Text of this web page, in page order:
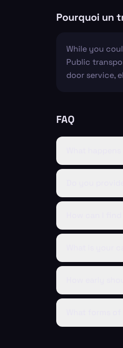
Pourquoi un
While you
Public
door service,
FAQ